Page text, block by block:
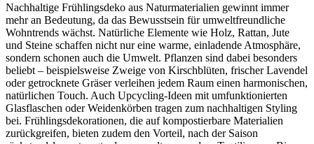
Nachhaltige Frühlingsdeko aus Naturmaterialien gewinnt immer
mehr an Bedeutung, da das Bewusstsein für umweltfreundliche
Wohntrends wächst. Natürliche Elemente wie Holz, Rattan, Jute
und Steine schaffen nicht nur eine warme, einladende Atmosphäre,
sondern schonen auch die Umwelt. Pflanzen sind dabei besonders
beliebt – beispielsweise Zweige von Kirschblüten, frischer Lavendel
oder getrocknete Gräser verleihen jedem Raum einen harmonischen,
natürlichen Touch. Auch Upcycling-Ideen mit umfunktionierten
Glasflaschen oder Weidenkörben tragen zum nachhaltigen Styling
bei. Frühlingsdekorationen, die auf kompostierbare Materialien
zurückgreifen, bieten zudem den Vorteil, nach der Saison